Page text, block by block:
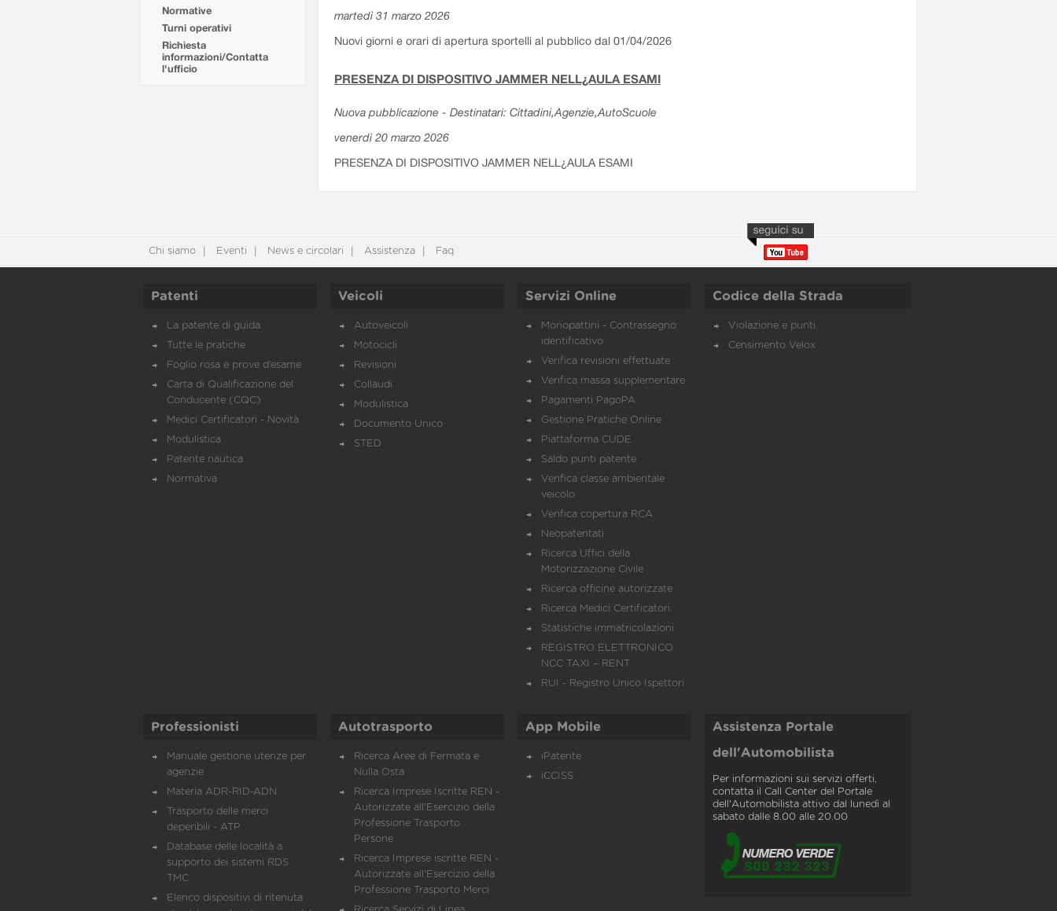
Normative
Turni operativi
Richiesta
informazioni/Contatta
l'ufficio
martedì 31 marzo 2026
Nuovi giorni e orari di apertura sportelli al pubblico dal 01/04/2026
PRESENZA DI DISPOSITIVO JAMMER NELL¿AULA ESAMI
Nuova pubblicazione - Destinatari: Cittadini,Agenzie,AutoScuole
venerdì 20 marzo 2026
PRESENZA DI DISPOSITIVO JAMMER NELL¿AULA ESAMI
Chi siamo Eventi News e circolari Assistenza Faq
Patenti
La patente di guida
Tutte le pratiche
Foglio rosa e prove d’esame
Carta di Qualificazione del
Conducente (CQC)
Medici Certificatori - Novità
Modulistica
Patente nautica
Normativa
Veicoli
Autoveicoli
Motocicli
Revisioni
Collaudi
Modulistica
Documento Unico
STED
Servizi Online
Monopattini - Contrassegno
identificativo
Verifica revisioni effettuate
Verifica massa supplementare
Pagamenti PagoPA
Gestione Pratiche Online
Piattaforma CUDE
Saldo punti patente
Verifica classe ambientale
veicolo
Verifica copertura RCA
Neopatentati
Ricerca Uffici della
Motorizzazione Civile
Ricerca officine autorizzate
Ricerca Medici Certificatori
Statistiche immatricolazioni
REGISTRO ELETTRONICO
NCC TAXI – RENT
RUI - Registro Unico Ispettori
Codice della Strada
Violazione e punti
Censimento Velox
Professionisti
Manuale gestione utenze per
agenzie
Materia ADR-RID-ADN
Trasporto delle merci
deperibili - ATP
Database delle località a
supporto dei sistemi RDS
TMC
Elenco dispositivi di ritenuta
Autotrasporto
Ricerca Aree di Fermata e
Nulla Osta
Ricerca Imprese Iscritte REN -
Autorizzate all'Esercizio della
Professione Trasporto
Persone
Ricerca Imprese iscritte REN -
Autorizzate all'Esercizio della
Professione Trasporto Merci
App Mobile
iPatente
iCCISS
Assistenza Portale
dell'Automobilista
Per informazioni sui servizi offerti,
contatta il Call Center del Portale
dell'Automobilista attivo dal lunedì al
sabato dalle 8.00 alle 20.00